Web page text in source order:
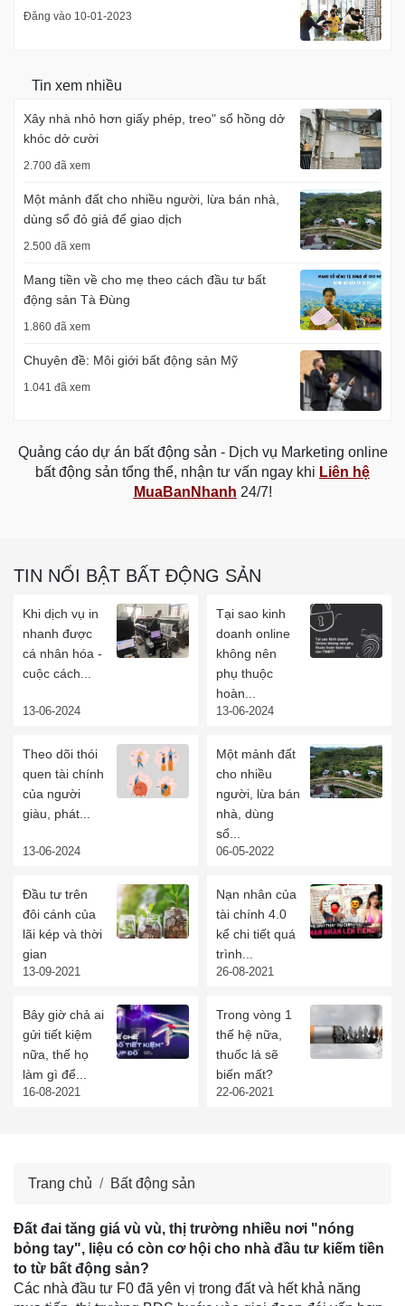
Đăng vào 10-01-2023
Tin xem nhiều
Xây nhà nhỏ hơn giấy phép, treo" sổ hồng dở
khóc dở cười
2.700 đã xem
Một mảnh đất cho nhiều người, lừa bán nhà,
dùng sổ đỏ giả để giao dịch
2.500 đã xem
Mang tiền về cho mẹ theo cách đầu tư bất
động sản Tà Đùng
1.860 đã xem
Chuyên đề: Môi giới bất động sản Mỹ
1.041 đã xem
Quảng cáo dự án bất động sản - Dịch vụ Marketing online
bất động sản tổng thể, nhận tư vấn ngay khi Liên hệ
MuaBanNhanh 24/7!
TIN NỔI BẬT BẤT ĐỘNG SẢN
Khi dịch vụ in
nhanh được
cá nhân hóa -
cuộc cách...
13-06-2024
Tại sao kinh
doanh online
không nên
phụ thuộc
hoàn...
13-06-2024
Theo dõi thói
quen tài chính
của người
giàu, phát...
13-06-2024
Một mảnh đất
cho nhiều
người, lừa bán
nhà, dùng
sổ...
06-05-2022
Đầu tư trên
đôi cánh của
lãi kép và thời
gian
13-09-2021
Nạn nhân của
tài chính 4.0
kể chi tiết quá
trình...
26-08-2021
Bây giờ chả ai
gửi tiết kiệm
nữa, thế họ
làm gì để...
16-08-2021
Trong vòng 1
thế hệ nữa,
thuốc lá sẽ
biến mất?
22-06-2021
Trang chủ Bất động sản
Đất đai tăng giá vù vù, thị trường nhiều nơi "nóng
bỏng tay", liệu có còn cơ hội cho nhà đầu tư kiếm tiền
to từ bất động sản?
Các nhà đầu tư F0 đã yên vị trong đất và hết khả năng